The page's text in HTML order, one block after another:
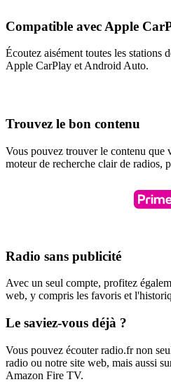
Compatible avec Apple
Écoutez aisément toutes les stations
Apple CarPlay et Android Auto.
Trouvez le bon contenu
Vous pouvez trouver le contenu que
moteur de recherche clair de radios,
Radio sans publicité
Avec un seul compte, profitez
web, y compris les favoris et
Le saviez-vous déjà ?
Vous pouvez écouter radio.fr non
radio ou notre site web, mais aussi
Amazon Fire TV.